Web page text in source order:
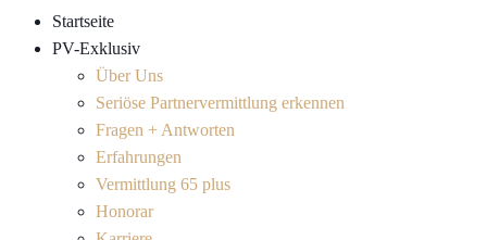
Startseite
PV-Exklusiv
Über Uns
Seriöse Partnervermittlung erkennen
Fragen + Antworten
Erfahrungen
Vermittlung 65 plus
Honorar